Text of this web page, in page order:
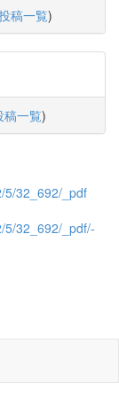
稿一覧)
稿一覧)
5/32_692/_pdf
5/32_692/_pdf/-